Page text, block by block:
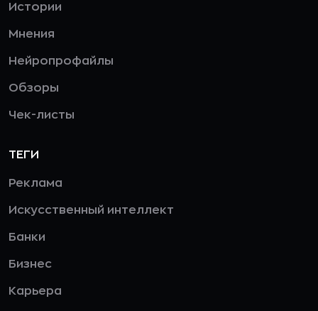
Истории
Мнения
Нейропрофайлы
Обзоры
Чек-листы
ТЕГИ
Реклама
Искусственный интеллект
Банки
Бизнес
Карьера